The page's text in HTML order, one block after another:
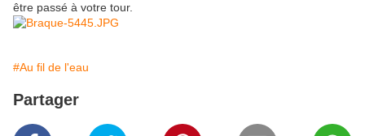
être passé à votre tour.
#Au fil de l'eau
Partager